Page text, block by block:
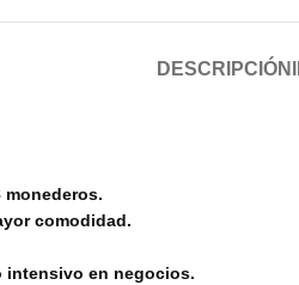
DESCRIPCIÓN
comodidad.
intensivo en negocios.